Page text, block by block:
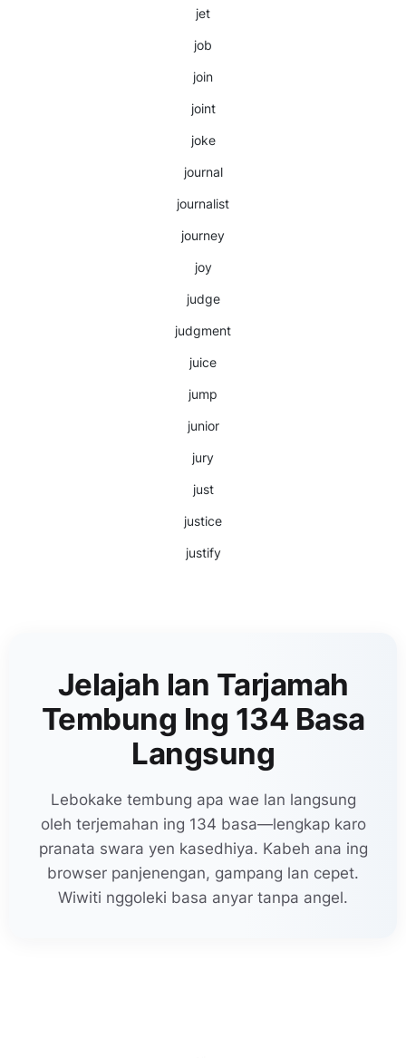
jet
job
join
joint
joke
journal
journalist
journey
joy
judge
judgment
juice
jump
junior
jury
just
justice
justify
Jelajah lan Tarjamah
Tembung Ing 134 Basa
Langsung
Lebokake tembung apa wae lan langsung
oleh terjemahan ing 134 basa—lengkap karo
pranata swara yen kasedhiya. Kabeh ana ing
browser panjenengan, gampang lan cepet.
Wiwiti nggoleki basa anyar tanpa angel.